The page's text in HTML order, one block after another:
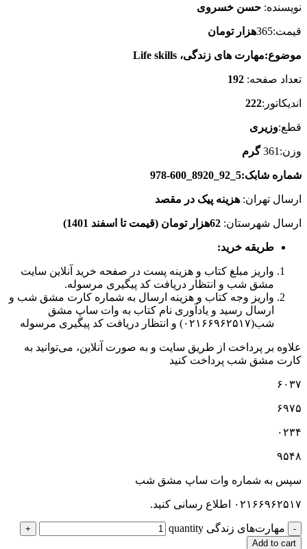
نویسنده: حسن خسروی
قیمت:365 هزار تومان
موضوع:مهارت های زندگی، Life skills
تعداد صفحه: 192
اندیکاتور:222
قطع:وزیری
وزن:361 گرم
شماره شابک:5_92_8920_600‑978
ارسال تهران: هزینه پیک در مقصد
ارسال شهرستان: 62هزار تومان (قیمت تا اسفند 1401)
طریقه خرید:
واریز مبلغ کتاب و هزینه پست در صفحه خرید آنلاین سایت
مشق شب و انتظار دریافت کد پیگیری مرسوله.
واریز وجه کتاب و هزینه ارسال به شماره کارت مشق شب و
ارسال رسید و یادآوری نام کتاب به وات ساپ مشق
شب(۰۲۱۶۶۹۶۲۵۱۷) و انتظار دریافت کد پیگیری مرسوله
علاوه بر پرداخت از طریق سایت و به صورت آنلاین، می‌توانید به
کارت مشق شب پرداخت کنید
۶۰۳۷
۶۹۷۵
۰۲۳۴
۹۵۴۸
سپس به شماره وات ساپ مشق شب
۰۲۱۶۶۹۶۲۵۱۷ اطلاع رسانی کنید.
مهارت‌های زندگی quantity
Add to cart